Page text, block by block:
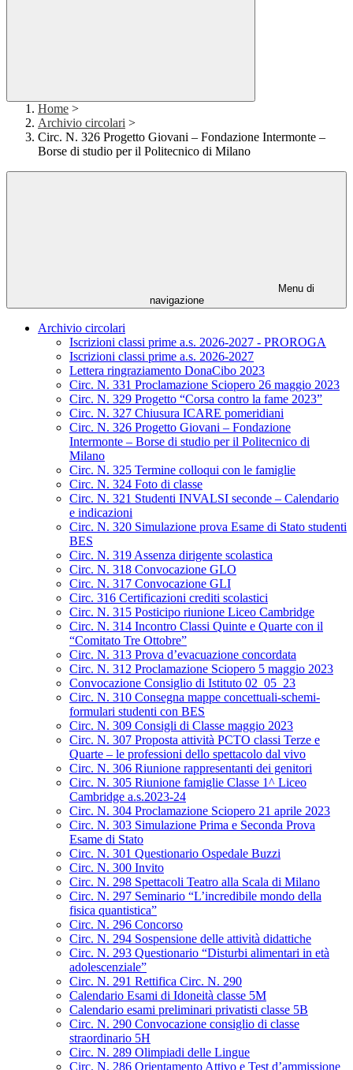
Home >
Archivio circolari >
Circ. N. 326 Progetto Giovani – Fondazione Intermonte –
Borse di studio per il Politecnico di Milano
Menu di
navigazione
Archivio circolari
Iscrizioni classi prime a.s. 2026-2027 - PROROGA
Iscrizioni classi prime a.s. 2026-2027
Lettera ringraziamento DonaCibo 2023
Circ. N. 331 Proclamazione Sciopero 26 maggio 2023
Circ. N. 329 Progetto “Corsa contro la fame 2023”
Circ. N. 327 Chiusura ICARE pomeridiani
Circ. N. 326 Progetto Giovani – Fondazione
Intermonte – Borse di studio per il Politecnico di
Milano
Circ. N. 325 Termine colloqui con le famiglie
Circ. N. 324 Foto di classe
Circ. N. 321 Studenti INVALSI seconde – Calendario
e indicazioni
Circ. N. 320 Simulazione prova Esame di Stato studenti
BES
Circ. N. 319 Assenza dirigente scolastica
Circ. N. 318 Convocazione GLO
Circ. N. 317 Convocazione GLI
Circ. 316 Certificazioni crediti scolastici
Circ. N. 315 Posticipo riunione Liceo Cambridge
Circ. N. 314 Incontro Classi Quinte e Quarte con il
“Comitato Tre Ottobre”
Circ. N. 313 Prova d’evacuazione concordata
Circ. N. 312 Proclamazione Sciopero 5 maggio 2023
Convocazione Consiglio di Istituto 02_05_23
Circ. N. 310 Consegna mappe concettuali-schemi-
formulari studenti con BES
Circ. N. 309 Consigli di Classe maggio 2023
Circ. N. 307 Proposta attività PCTO classi Terze e
Quarte – le professioni dello spettacolo dal vivo
Circ. N. 306 Riunione rappresentanti dei genitori
Circ. N. 305 Riunione famiglie Classe 1^ Liceo
Cambridge a.s.2023-24
Circ. N. 304 Proclamazione Sciopero 21 aprile 2023
Circ. N. 303 Simulazione Prima e Seconda Prova
Esame di Stato
Circ. N. 301 Questionario Ospedale Buzzi
Circ. N. 300 Invito
Circ. N. 298 Spettacoli Teatro alla Scala di Milano
Circ. N. 297 Seminario “L’incredibile mondo della
fisica quantistica”
Circ. N. 296 Concorso
Circ. N. 294 Sospensione delle attività didattiche
Circ. N. 293 Questionario “Disturbi alimentari in età
adolescenziale”
Circ. N. 291 Rettifica Circ. N. 290
Calendario Esami di Idoneità classe 5M
Calendario esami preliminari privatisti classe 5B
Circ. N. 290 Convocazione consiglio di classe
straordinario 5H
Circ. N. 289 Olimpiadi delle Lingue
Circ. N. 286 Orientamento Attivo e Test d’ammissione